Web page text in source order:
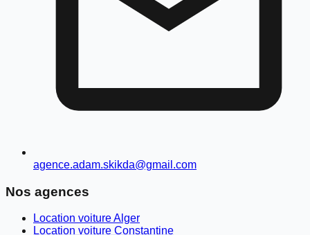
agence.adam.skikda@gmail.com
Nos agences
Location voiture Alger
Location voiture Constantine